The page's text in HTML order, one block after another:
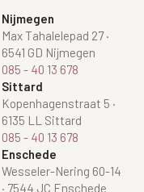
Nijmegen
Max Tahalelepad 27·
6541 GD Nijmegen
085 - 40 13 678
Sittard
Kopenhagenstraat 5 ·
6135 LL Sittard
085 - 40 13 678
Enschede
Wesseler-Nering 60-14
· 7544 JC Enschede